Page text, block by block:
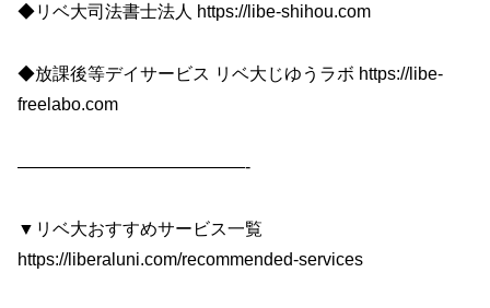
◆リベ大司法書士法人 https://libe-shihou.com
◆放課後等デイサービス リベ大じゆうラボ https://libe-
freelabo.com
—————————————-
▼リベ大おすすめサービス一覧
https://liberaluni.com/recommended-services